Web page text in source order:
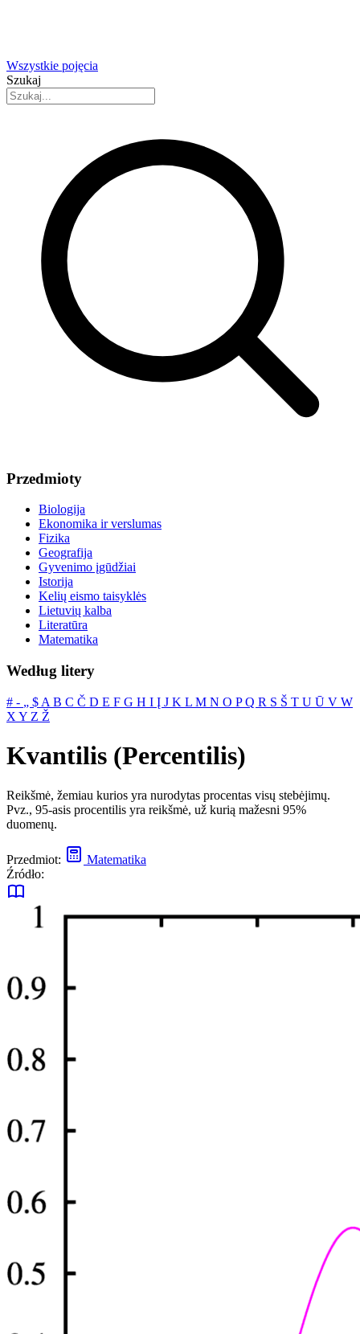
Wszystkie pojęcia
Szukaj
Przedmioty
Biologija
Ekonomika ir verslumas
Fizika
Geografija
Gyvenimo įgūdžiai
Istorija
Kelių eismo taisyklės
Lietuvių kalba
Literatūra
Matematika
Według litery
# ‐ „ $ A B C Č D E F G H I Į J K L M N O PQ R S Š T U Ū V W
X Y Z Ž
Kvantilis (Percentilis)
Reikšmė, žemiau kurios yra nurodytas procentas visų stebėjimų.
Pvz., 95-asis procentilis yra reikšmė, už kurią mažesni 95%
duomenų.
Przedmiot:
Matematika
Źródło: